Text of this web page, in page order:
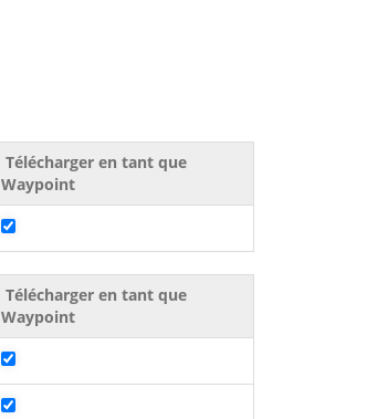
Télécharger en tant que
Waypoint
Télécharger en tant que
Waypoint